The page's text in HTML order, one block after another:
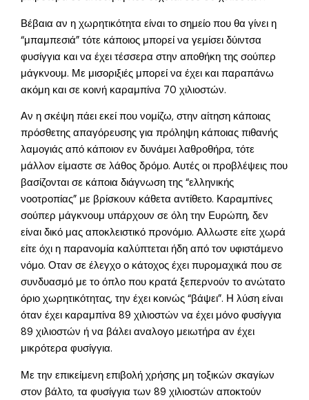
Βέβαια αν η χωρητικότητα είναι το σημείο που θα γίνει η
“μπαμπεσιά” τότε κάποιος μπορεί να γεμίσει δύιντσα
φυσίγγια και να έχει τέσσερα στην αποθήκη της σούπερ
μάγκνουμ. Με μισοριξιές μπορεί να έχει και παραπάνω
ακόμη και σε κοινή καραμπίνα 70 χιλιοστών.
Αν η σκέψη πάει εκεί που νομίζω, στην αίτηση κάποιας
πρόσθετης απαγόρευσης για πρόληψη κάποιας πιθανής
λαμογιάς από κάποιον εν δυνάμει λαθροθήρα, τότε
μάλλον είμαστε σε λάθος δρόμο. Αυτές οι προβλέψεις που
βασίζονται σε κάποια διάγνωση της “ελληνικής
νοοτροπίας” με βρίσκουν κάθετα αντίθετο. Καραμπίνες
σούπερ μάγκνουμ υπάρχουν σε όλη την Ευρώπη, δεν
είναι δικό μας αποκλειστικό προνόμιο. Αλλωστε είτε χωρά
είτε όχι η παρανομία καλύπτεται ήδη από τον υφιστάμενο
νόμο. Οταν σε έλεγχο ο κάτοχος έχει πυρομαχικά που σε
συνδυασμό με το όπλο που κρατά ξεπερνούν το ανώτατο
όριο χωρητικότητας, την έχει κοινώς “βάψει”. Η λύση είναι
όταν έχει καραμπίνα 89 χιλιοστών να έχει μόνο φυσίγγια
89 χιλιοστών ή να βάλει αναλογο μειωτήρα αν έχει
μικρότερα φυσίγγια.
Με την επικείμενη επιβολή χρήσης μη τοξικών σκαγίων
στον βάλτο, τα φυσίγγια των 89 χιλιοστών αποκτούν